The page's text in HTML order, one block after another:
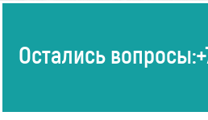
Остались вопросы: